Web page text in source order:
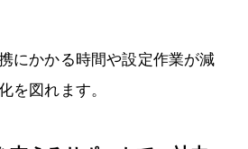
にかかる時間や設定作業が減
を図れます。